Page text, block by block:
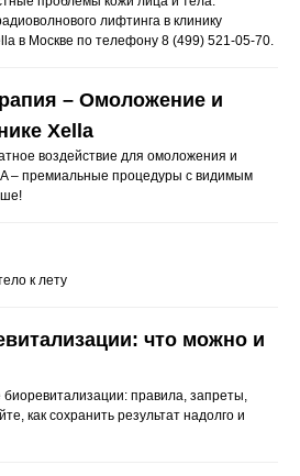
лифтинга в клинику
в Москве по телефону 8 (499) 521-05-70.
– Омоложение и
Xella
воздействие для омоложения и
– премиальные процедуры с видимым
к лету
что можно и
правила, запреты,
как сохранить результат надолго и
PicoSure
12